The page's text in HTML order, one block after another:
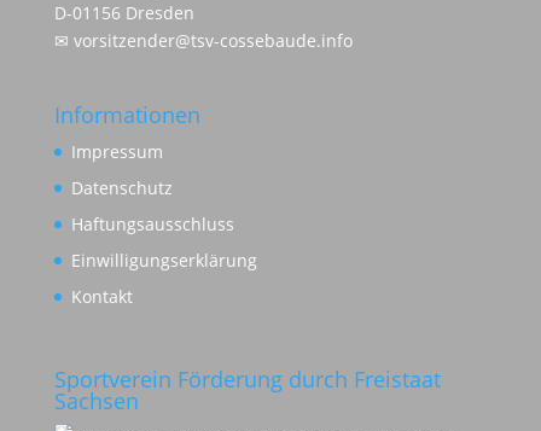
D-01156 Dresden
✉ vorsitzender@tsv-cossebaude.info
Informationen
Impressum
Datenschutz
Haftungsausschluss
Einwilligungserklärung
Kontakt
Sportverein Förderung durch Freistaat
Sachsen